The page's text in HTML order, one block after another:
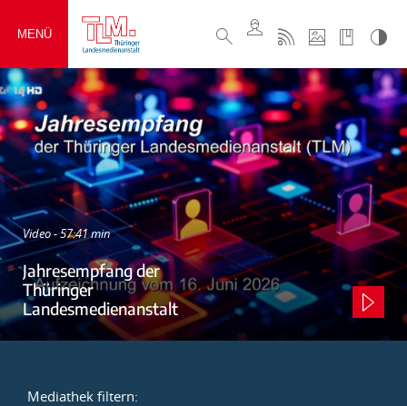
MENÜ
Video - 57:41 min
Jahresempfang der
Thüringer
Landesmedienanstalt
Mediathek filtern: